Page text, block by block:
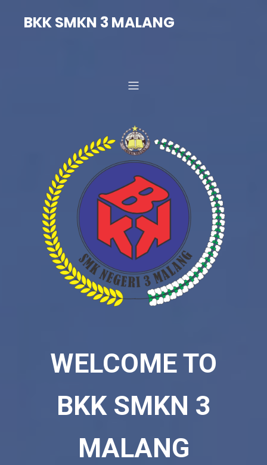
BKK SMKN 3 MALANG
WELCOME TO
BKK SMKN 3
MALANG